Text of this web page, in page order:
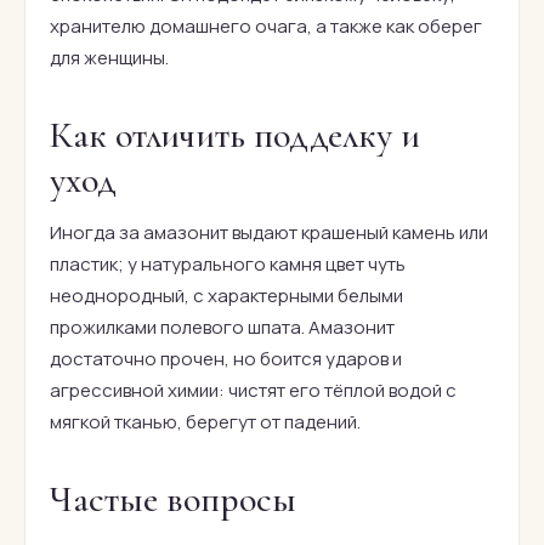
хранителю домашнего очага, а также как оберег
для женщины.
Как отличить подделку и
уход
Иногда за амазонит выдают крашеный камень или
пластик; у натурального камня цвет чуть
неоднородный, с характерными белыми
прожилками полевого шпата. Амазонит
достаточно прочен, но боится ударов и
агрессивной химии: чистят его тёплой водой с
мягкой тканью, берегут от падений.
Частые вопросы